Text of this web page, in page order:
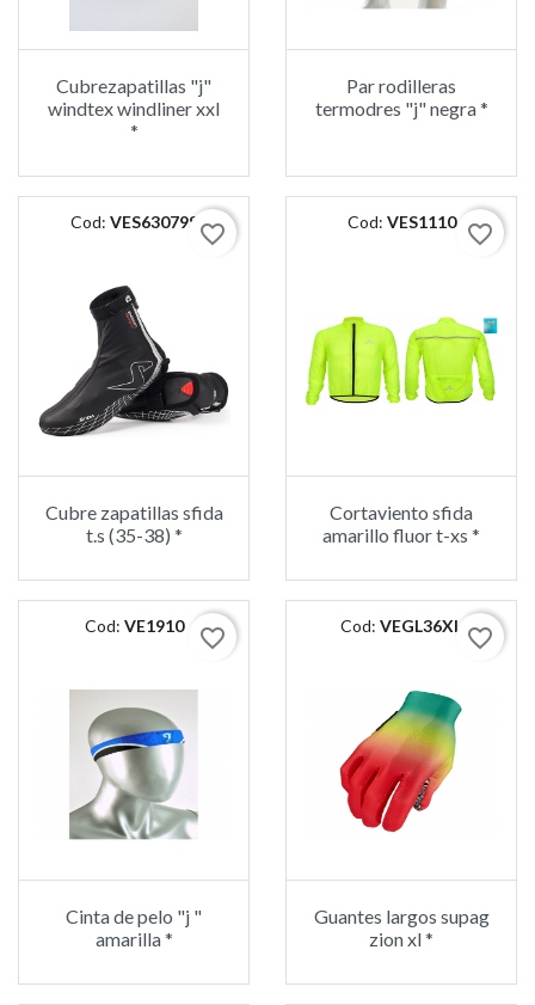
Cubrezapatillas "j"
windtex windliner xxl
*
Par rodilleras
termodres "j" negra *
Cod: VES63079S favorite_border
Cubre zapatillas sfida
t.s (35-38) *
Cod: VES1110 favorite_border
Cortaviento sfida
amarillo fluor t-xs *
Cod: VE1910 favorite_border
Cinta de pelo "j "
amarilla *
Cod: VEGL36XL favorite_border
Guantes largos supag
zion xl *